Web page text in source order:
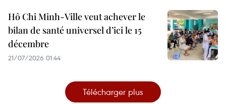
Hô Chi Minh-Ville veut achever le
bilan de santé universel d’ici le 15
décembre
21/07/2026 01:44
Télécharger plus